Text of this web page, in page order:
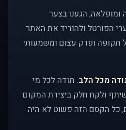
הגענו בצער
הפורטל ולהוריד את האתר
תקופה ופרק עצום ומשמעותי
מכל הלב. תודה לכל מי
ולקח חלק ביצירת המקום
כל הקסם הזה פשוט לא היה